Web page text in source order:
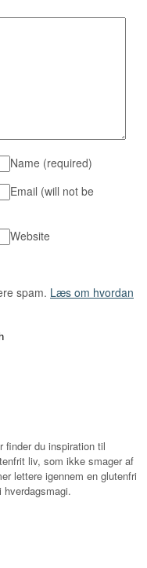
Name (required)
Email (will not be
Website
spam. Læs om hvordan
finder du inspiration til
liv, som ikke smager af
lettere igennem en glutenfri